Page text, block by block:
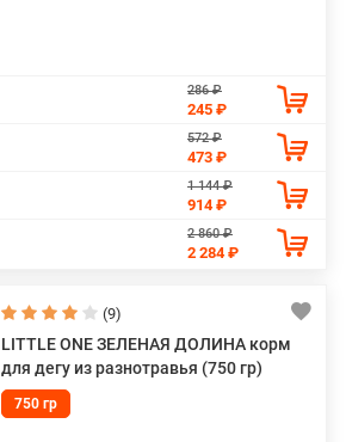
286 ₽
245 ₽
572 ₽
473 ₽
1 144 ₽
914 ₽
2 860 ₽
2 284 ₽
(9)
LITTLE ONE ЗЕЛЕНАЯ ДОЛИНА корм
для дегу из разнотравья (750 гр)
750 гр